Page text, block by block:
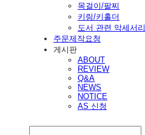
목걸이/팔찌
키링/키홀더
도서 관련 악세서리
주문제작요청
게시판
ABOUT
REVIEW
Q&A
NEWS
NOTICE
AS 신청